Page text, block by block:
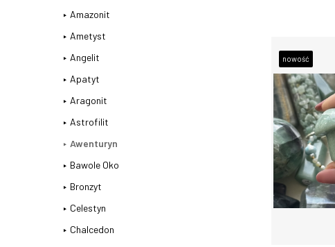
Amazonit
Ametyst
Angelit
Apatyt
Aragonit
Astrofilit
Awenturyn
Bawole Oko
Bronzyt
Celestyn
Chalcedon
nowość